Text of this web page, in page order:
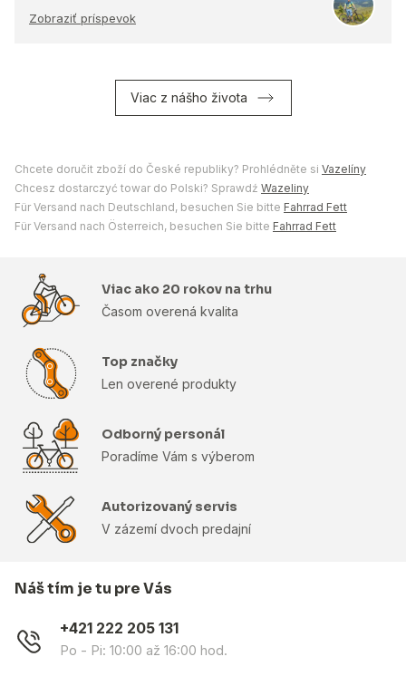
Zobraziť príspevok
Viac z nášho života
Chcete doručit zboží do České republiky? Prohlédněte si Vazelíny
Chcesz dostarczyć towar do Polski? Sprawdź Wazeliny
Für Versand nach Deutschland, besuchen Sie bitte Fahrrad Fett
Für Versand nach Österreich, besuchen Sie bitte Fahrrad Fett
Viac ako 20 rokov na trhu
Časom overená kvalita
Top značky
Len overené produkty
Odborný personál
Poradíme Vám s výberom
Autorizovaný servis
V zázemí dvoch predajní
Náš tím je tu pre Vás
+421 222 205 131
Po - Pi: 10:00 až 16:00 hod.